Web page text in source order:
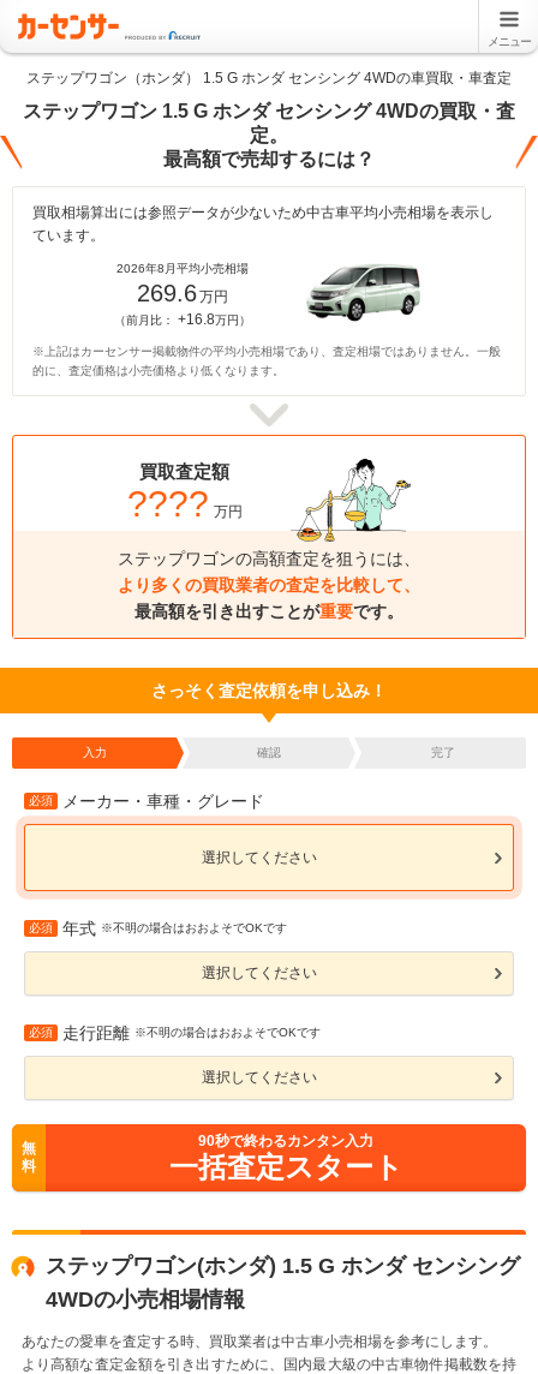
メニュー
ステップワゴン（ホンダ） 1.5 G ホンダ センシング 4WDの車買取・車査定
ステップワゴン 1.5 G ホンダ センシング 4WDの買取・査
定。
最高額で売却するには？
買取相場算出には参照データが少ないため中古車平均小売相場を表示し
ています。
2026年8月平均小売相場
269.6万円
（前月比： +16.8万円）
※上記はカーセンサー掲載物件の平均小売相場であり、査定相場ではありません。一般
的に、査定価格は小売価格より低くなります。
買取査定額
???? 万円
ステップワゴンの高額査定を狙うには、
より多くの買取業者の査定を比較して、
最高額を引き出すことが重要です。
さっそく査定依頼を申し込み！
入力 確認 完了
必須 メーカー・車種・グレード
選択してください
必須 年式 ※不明の場合はおおよそでOKです
選択してください
必須 走行距離 ※不明の場合はおおよそでOKです
選択してください
無
料
90秒で終わるカンタン入力
一括査定スタート
ステップワゴン(ホンダ) 1.5 G ホンダ センシング
4WDの小売相場情報
あなたの愛車を査定する時、買取業者は中古車小売相場を参考にします。
より高額な査定金額を引き出すために、国内最大級の中古車物件掲載数を持